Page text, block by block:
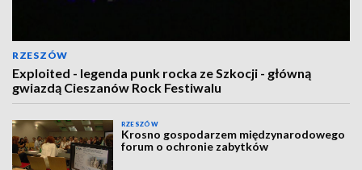
RZESZÓW
Exploited - legenda punk rocka ze Szkocji - główną
gwiazdą Cieszanów Rock Festiwalu
RZESZÓW
Krosno gospodarzem międzynarodowego
forum o ochronie zabytków